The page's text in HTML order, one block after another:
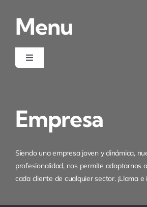
Ley de cookies
Desistimiento
Menu
Toggle
Quienes somos
Servicios
Empresa
Siendo una empresa joven y dinámica,
profesionalidad, nos permite adaptarnos
cada cliente de cualquier sector. ¡Llama